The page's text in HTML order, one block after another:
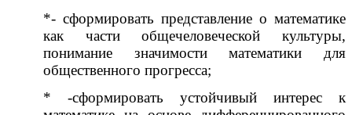
*- сформировать представление о математике
как части общечеловеческой культуры,
понимание значимости математики для
общественного прогресса;
* -сформировать устойчивый интерес к